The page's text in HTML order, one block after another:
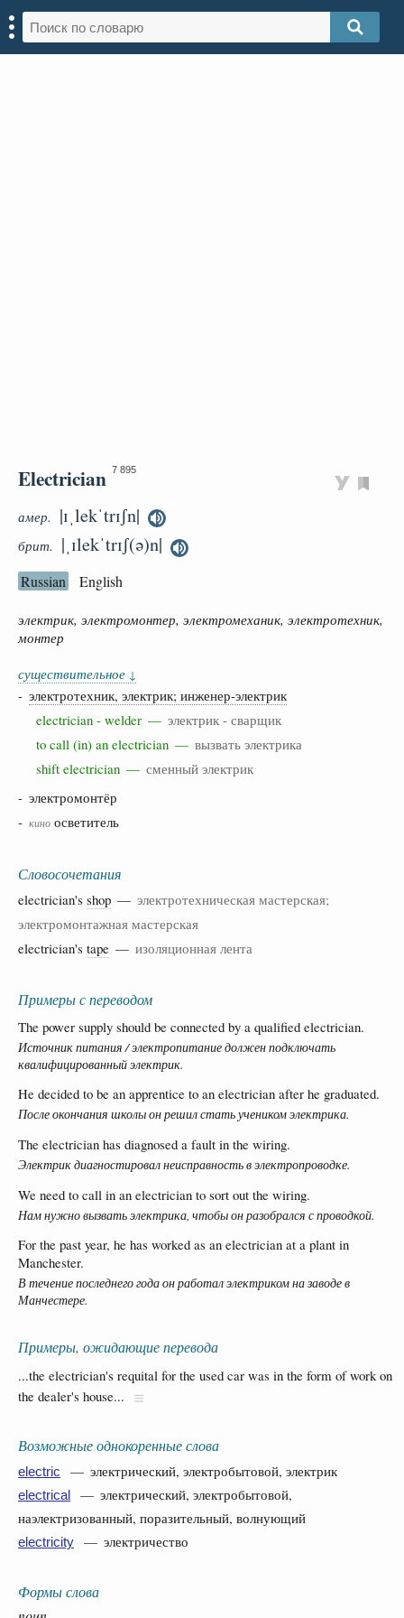
Electrician 7 895
амер. |ɪˌlekˈtrɪʃn|
брит. |ˌɪlekˈtrɪʃ(ə)n|
Russian English
электрик, электромонтер, электромеханик, электротехник,
монтер
существительное ↓
- электротехник, электрик; инженер-электрик
electrician - welder — электрик - сварщик
to call (in) an electrician — вызвать электрика
shift electrician — сменный электрик
- электромонтёр
- кино осветитель
Словосочетания
electrician's shop — электротехническая мастерская;
электромонтажная мастерская
electrician's tape — изоляционная лента
Примеры с переводом
The power supply should be connected by a qualified electrician.
Источник питания / электропитание должен подключать
квалифицированный электрик.
He decided to be an apprentice to an electrician after he graduated.
После окончания школы он решил стать учеником электрика.
The electrician has diagnosed a fault in the wiring.
Электрик диагностировал неисправность в электропроводке.
We need to call in an electrician to sort out the wiring.
Нам нужно вызвать электрика, чтобы он разобрался с проводкой.
For the past year, he has worked as an electrician at a plant in
Manchester.
В течение последнего года он работал электриком на заводе в
Манчестере.
Примеры, ожидающие перевода
...the electrician's requital for the used car was in the form of work on
the dealer's house...
Возможные однокоренные слова
electric — электрический, электробытовой, электрик
electrical
— электрический, электробытовой,
наэлектризованный, поразительный, волнующий
electricity — электричество
Формы слова